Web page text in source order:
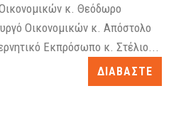
κ. Θεόδωρο
Οικονομικών κ. Απόστολο
Εκπρόσωπο κ. Στέλιο...
ΔΙΑΒΑΣΤΕ